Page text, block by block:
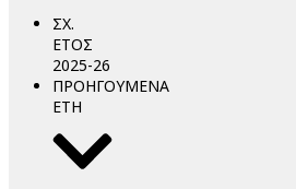
ΣΧ.
ΕΤΟΣ
2025-26
ΠΡΟΗΓΟΥΜΕΝΑ
ΕΤΗ